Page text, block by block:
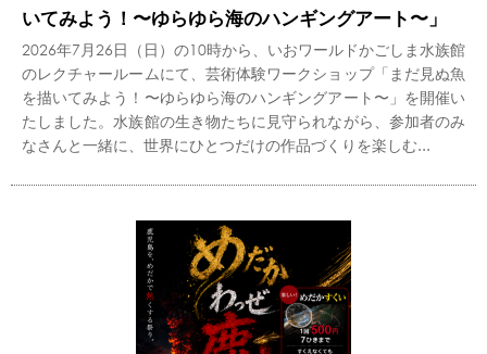
いてみよう！〜ゆらゆら海のハンギングアート〜」
2026年7月26日（日）の10時から、いおワールドかごしま水族館
のレクチャールームにて、芸術体験ワークショップ「まだ見ぬ魚
を描いてみよう！〜ゆらゆら海のハンギングアート〜」を開催い
たしました。水族館の生き物たちに見守られながら、参加者のみ
なさんと一緒に、世界にひとつだけの作品づくりを楽しむ...